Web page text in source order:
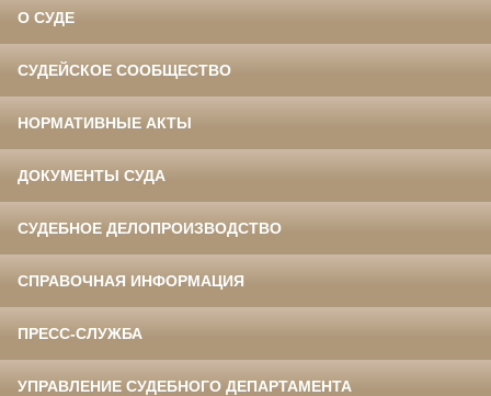
О СУДЕ
СУДЕЙСКОЕ СООБЩЕСТВО
НОРМАТИВНЫЕ АКТЫ
ДОКУМЕНТЫ СУДА
СУДЕБНОЕ ДЕЛОПРОИЗВОДСТВО
СПРАВОЧНАЯ ИНФОРМАЦИЯ
ПРЕСС-СЛУЖБА
УПРАВЛЕНИЕ СУДЕБНОГО ДЕПАРТАМЕНТА